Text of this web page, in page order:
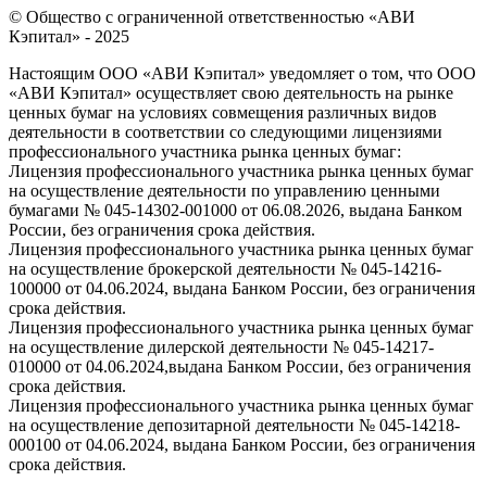
© Общество с ограниченной ответственностью «АВИ
Кэпитал» - 2025
Настоящим ООО «АВИ Кэпитал» уведомляет о том, что ООО
«АВИ Кэпитал» осуществляет свою деятельность на рынке
ценных бумаг на условиях совмещения различных видов
деятельности в соответствии со следующими лицензиями
профессионального участника рынка ценных бумаг:
Лицензия профессионального участника рынка ценных бумаг
на осуществление деятельности по управлению ценными
бумагами № 045-14302-001000 от 06.08.2026, выдана Банком
России, без ограничения срока действия.
Лицензия профессионального участника рынка ценных бумаг
на осуществление брокерской деятельности № 045-14216-
100000 от 04.06.2024, выдана Банком России, без ограничения
срока действия.
Лицензия профессионального участника рынка ценных бумаг
на осуществление дилерской деятельности № 045-14217-
010000 от 04.06.2024,выдана Банком России, без ограничения
срока действия.
Лицензия профессионального участника рынка ценных бумаг
на осуществление депозитарной деятельности № 045-14218-
000100 от 04.06.2024, выдана Банком России, без ограничения
срока действия.